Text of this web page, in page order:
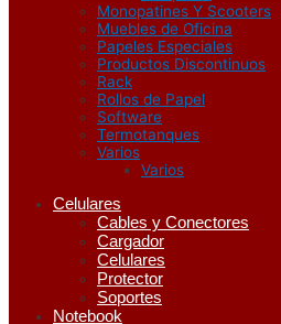
Monopatines Y Scooters
Muebles de Oficina
Papeles Especiales
Productos Discontinuos
Rack
Rollos de Papel
Software
Termotanques
Varios
Varios
Celulares
Cables y Conectores
Cargador
Celulares
Protector
Soportes
Notebook